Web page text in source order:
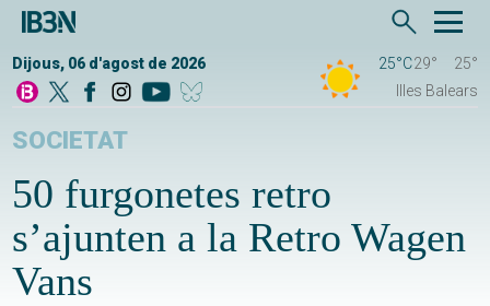
Dijous, 06 d'agost de 2026 25°C29°
25°
Illes Balears
SOCIETAT
50 furgonetes retro
s’ajunten a la Retro Wagen
Vans